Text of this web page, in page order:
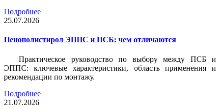
Подробнее
25.07.2026
Пенополистирол ЭППС и ПСБ: чем отличаются
Практическое руководство по выбору между ПСБ и
ЭППС: ключевые характеристики, область применения и
рекомендации по монтажу.
Подробнее
21.07.2026